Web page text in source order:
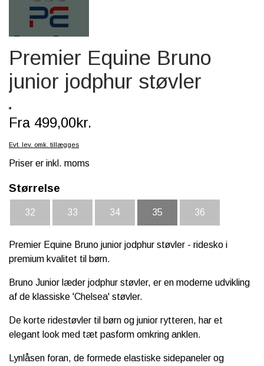
SKOLE, KREA & TILBEHØR
TASKER & PUNGE
SJOVE HESTE TING
Premier Equine Bruno
junior jodphur støvler
Fra 499,00kr.
Evt. lev. omk. tillægges
Priser er inkl. moms
Størrelse
32 33 34 35 36
Premier Equine Bruno junior jodphur støvler - ridesko i
premium kvalitet til børn.
Bruno Junior læder jodphur støvler, er en moderne udvikling
af de klassiske 'Chelsea' støvler.
De korte ridestøvler til børn og junior rytteren, har et
elegant look med tæt pasform omkring anklen.
Lynlåsen foran, de formede elastiske sidepaneler og